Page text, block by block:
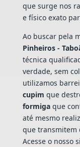
que surge nos
e físico exato
Ao buscar pela
Pinheiros -
técnica
verdade, sem
utilizamos
cupim que
formigaque
até mesmo
que transmitem
Acesse o nosso